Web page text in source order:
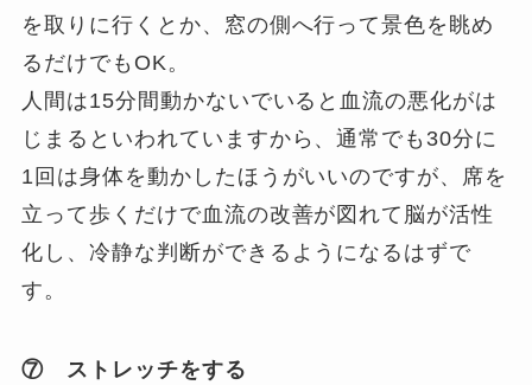
を取りに行くとか、窓の側へ行って景色を眺め
るだけでもOK。
人間は15分間動かないでいると血流の悪化がは
じまるといわれていますから、通常でも30分に
1回は身体を動かしたほうがいいのですが、席を
立って歩くだけで血流の改善が図れて脳が活性
化し、冷静な判断ができるようになるはずで
す。
⑦ ストレッチをする